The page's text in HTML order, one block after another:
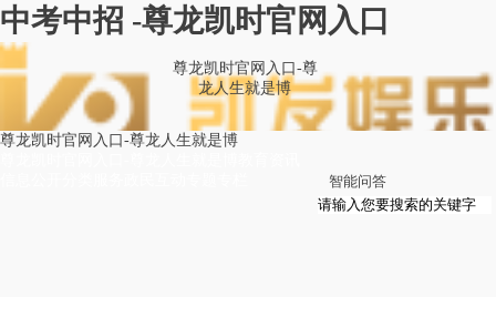
中考中招 -尊龙凯时官网入口
尊龙凯时官网入口-尊
龙人生就是博
尊龙凯时官网入口-尊龙人生就是博
智能问答